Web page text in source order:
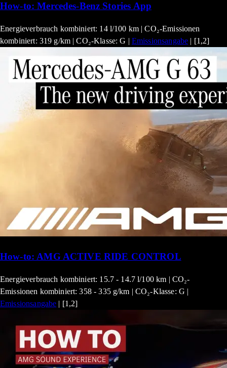
How-to: Mercedes-Benz Stories App
Energieverbrauch kombiniert: 14 l/100 km | CO₂-Emissionen
kombiniert: 319 g/km | CO₂-Klasse: G | Emissionsangabe | [1,2]
How-to: AMG ACTIVE RIDE CONTROL
Energieverbrauch kombiniert: 15.7 - 14.7 l/100 km | CO₂-
Emissionen kombiniert: 358 - 335 g/km | CO₂-Klasse: G |
Emissionsangabe | [1,2]